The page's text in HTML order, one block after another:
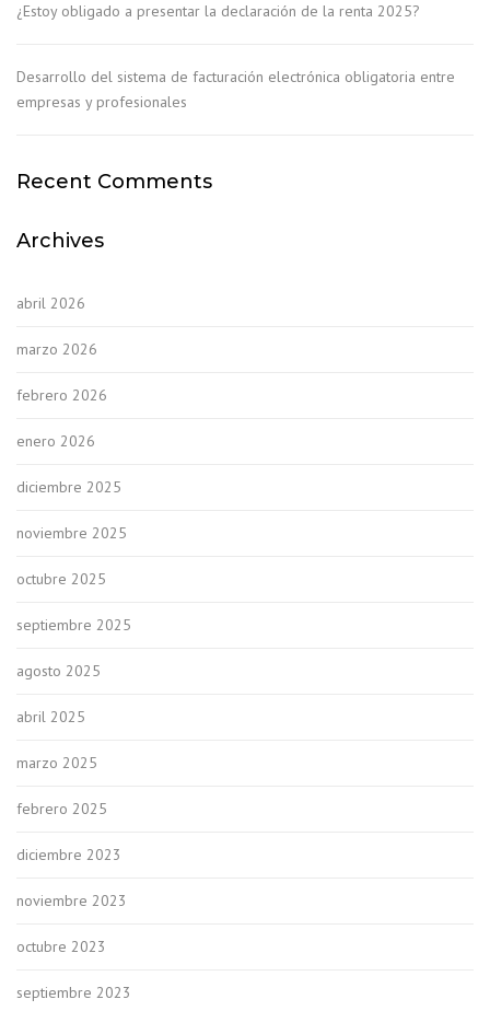
¿Estoy obligado a presentar la declaración de la renta 2025?
Desarrollo del sistema de facturación electrónica obligatoria entre
empresas y profesionales
Recent Comments
Archives
abril 2026
marzo 2026
febrero 2026
enero 2026
diciembre 2025
noviembre 2025
octubre 2025
septiembre 2025
agosto 2025
abril 2025
marzo 2025
febrero 2025
diciembre 2023
noviembre 2023
octubre 2023
septiembre 2023